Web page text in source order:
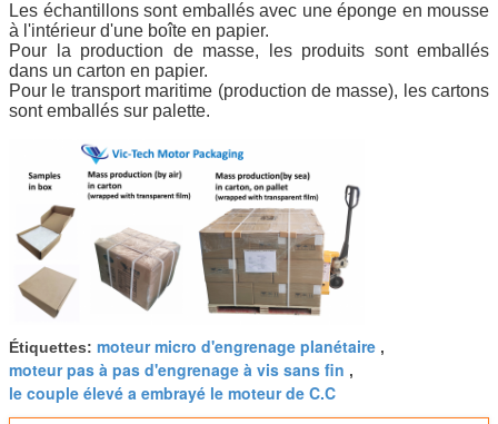
Les échantillons sont emballés avec une éponge en mousse
à l'intérieur d'une boîte en papier.
Pour la production de masse, les produits sont emballés
dans un carton en papier.
Pour le transport maritime (production de masse), les cartons
sont emballés sur palette.
Étiquettes: moteur micro d'engrenage planétaire ,
moteur pas à pas d'engrenage à vis sans fin ,
le couple élevé a embrayé le moteur de C.C